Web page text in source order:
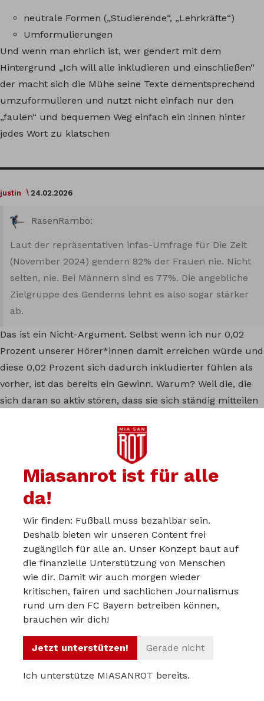
neutrale Formen („Studierende“, „Lehrkräfte“)
Umformulierungen
Und wenn man ehrlich ist, wer gendert mit dem
Hintergrund „Ich will alle inkludieren und einschließen“
der macht sich die Mühe seine Texte dementsprechend
umzuformulieren und nutzt nicht einfach nur den
„faulen“ und bequemen Weg einfach ein :innen hinter
jedes Wort zu klatschen
justin 24.02.2026
RasenRambo:
Laut der repräsentativen infas-Umfrage für Die Zeit
(November 2024) gendern 82% der Frauen nie. Nicht
selten, nie. Bei Männern sind es 77%. Die angebliche
Zielgruppe des Genderns lehnt es also sogar stärker
ab.
Das ist ein Nicht-Argument. Selbst wenn ich nur 0,02
Prozent unserer Hörer*innen damit erreichen würde und
diese 0,02 Prozent sich dadurch inkludierter fühlen als
vorher, ist das bereits ein Gewinn. Warum? Weil die, die
sich daran so aktiv stören, dass sie sich ständig mitteilen
Menschen, die extrem privilegiert sind. Meine Meinung zu
Prozent gegenderte Sprache zu ertragen oder
hinzunehmen, ohne dieses Fass aufzumachen, dann
sitzen die Probleme einfach grundsätzlich woanders.
Und es sind mehr als 0,02 % der Leute, denn ich kriege
ja regelmäßig Feedback und Nachrichten. Darunter auch
einige positive dazu
Wenn wir nur nach vermeintlichen Mehrheiten handeln,
dann machen wir auch Politik für Mehrheiten und
schließen marginalisierte Gruppen aus. Ganz unabhängig
vom Gendern. Deshalb finde ich es grundsätzlich falsch
Prozent sind nix wert.
Was solche Studien übrigens oft auslassen: Nur weil ich
Miasanrot ist für alle
da!
Wir finden: Fußball muss bezahlbar sein.
Deshalb bieten wir unseren Content frei
zugänglich für alle an. Unser Konzept baut auf
die finanzielle Unterstützung von Menschen
wie dir. Damit wir auch morgen wieder
kritischen, fairen und sachlichen Journalismus
rund um den FC Bayern betreiben können,
brauchen wir dich!
Jetzt unterstützen! Gerade nicht
Ich unterstütze MIASANROT bereits.